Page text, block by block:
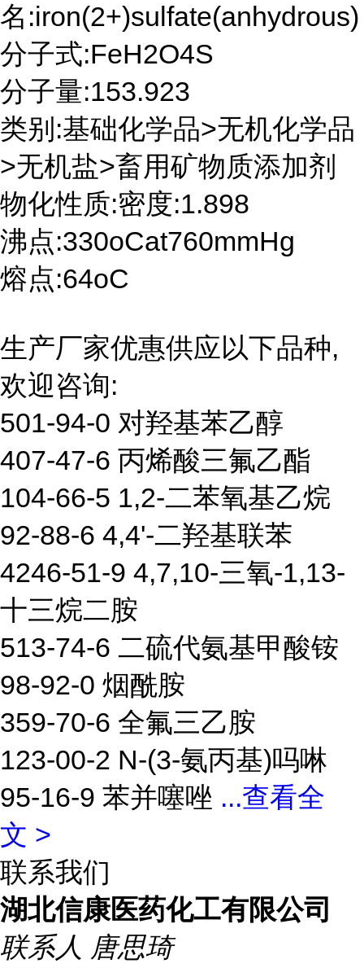
名:iron(2+)sulfate(anhydrous)
分子式:FeH2O4S
分子量:153.923
类别:基础化学品>无机化学品
>无机盐>畜用矿物质添加剂
物化性质:密度:1.898
沸点:330oCat760mmHg
熔点:64oC
生产厂家优惠供应以下品种,
欢迎咨询:
501-94-0 对羟基苯乙醇
407-47-6 丙烯酸三氟乙酯
104-66-5 1,2-二苯氧基乙烷
92-88-6 4,4'-二羟基联苯
4246-51-9 4,7,10-三氧-1,13-
十三烷二胺
513-74-6 二硫代氨基甲酸铵
98-92-0 烟酰胺
359-70-6 全氟三乙胺
123-00-2 N-(3-氨丙基)吗啉
95-16-9 苯并噻唑 ...查看全
文 >
联系我们
湖北信康医药化工有限公司
联系人 唐思琦